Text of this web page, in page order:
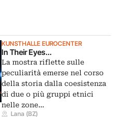
KUNSTHALLE EUROCENTER
In Their Eyes...
La mostra riflette sulle
peculiarità emerse nel corso
della storia dalla coesistenza
di due o più gruppi etnici
nelle zone…
Lana (BZ)